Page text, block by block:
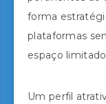
forma
plataformas
espaço
Um perfil